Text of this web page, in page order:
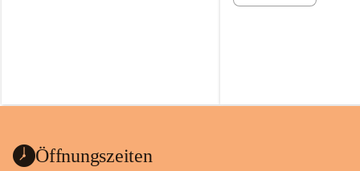
e
Öffnungszeiten